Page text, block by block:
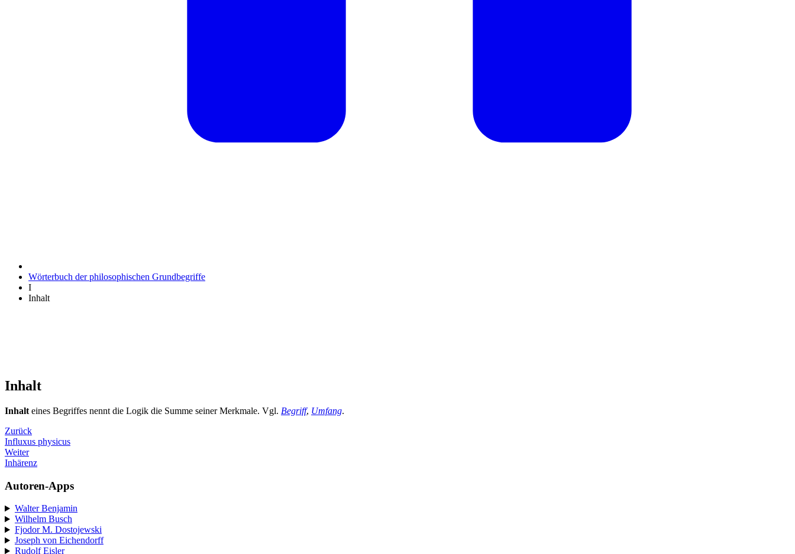
Wörterbuch der philosophischen Grundbegriffe
I
Inhalt
Inhalt
Inhalt eines Begriffes nennt die Logik die Summe seiner Merkmale. Vgl. Begriff, Umfang.
Zurück
Influxus physicus
Weiter
Inhärenz
Autoren-Apps
Walter Benjamin
Wilhelm Busch
Fjodor M. Dostojewski
Joseph von Eichendorff
Rudolf Eisler